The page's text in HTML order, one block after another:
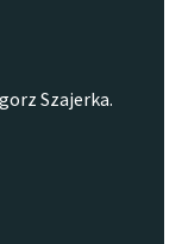
Szajerka.